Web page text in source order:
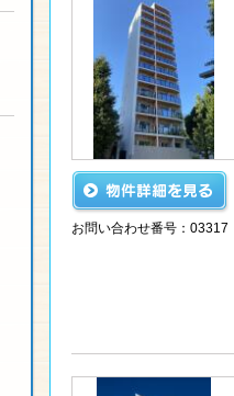
お問い合わせ番号：03317